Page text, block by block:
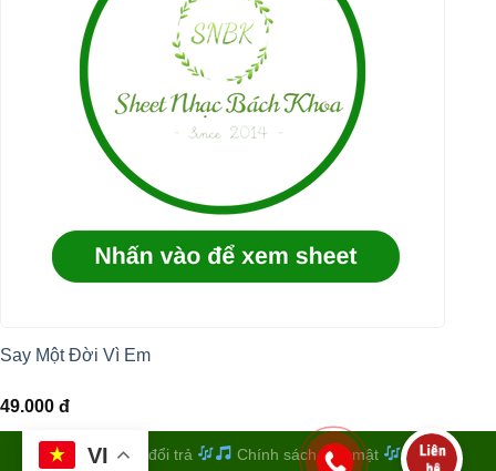
Say Một Đời Vì Em
49.000 đ
Quy định đổi trả Chính sách bảo mật
Điều
VI